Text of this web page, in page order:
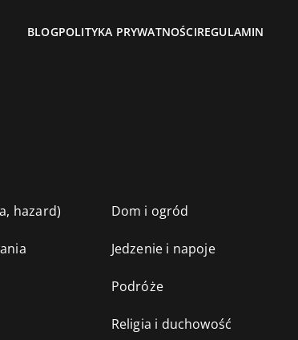
BLOGPOLITYKA PRYWATNOŚCIREGULAMIN
hazard) Dom i ogród
Jedzenie i napoje
Podróże
Religia i duchowość